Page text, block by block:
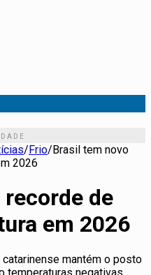
/Frio/Brasil tem novo
2026
de
em 2026
mantém o posto